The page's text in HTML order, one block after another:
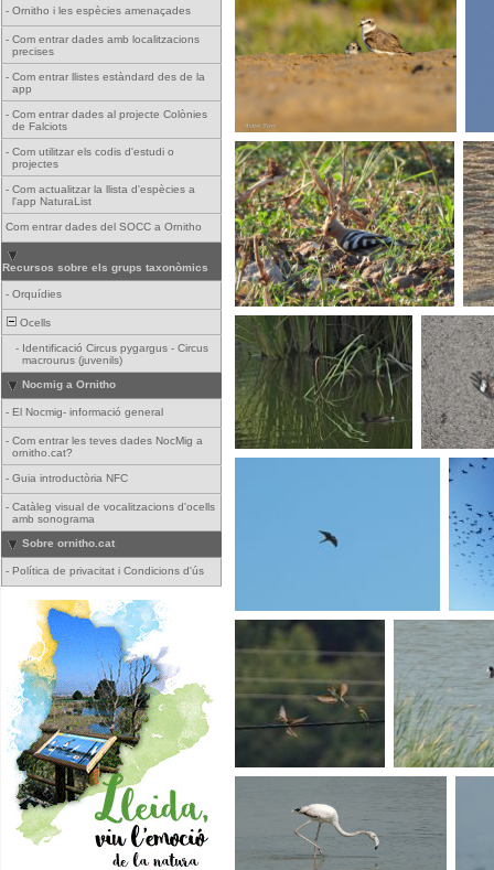
- Ornitho i les espècies amenaçades
- Com entrar dades amb localitzacions
precises
- Com entrar llistes estàndard des de la
app
- Com entrar dades al projecte Colònies
de Falciots
- Com utilitzar els codis d'estudi o
projectes
- Com actualitzar la llista d'espècies a
l'app NaturaList
Com entrar dades del SOCC a Ornitho
Recursos sobre els grups taxonòmics
- Orquídies
Ocells
- Identificació Circus pygargus - Circus
macrourus (juvenils)
Nocmig a Ornitho
- El Nocmig- informació general
- Com entrar les teves dades NocMig a
ornitho.cat?
- Guia introductòria NFC
- Catàleg visual de vocalitzacions d'ocells
amb sonograma
Sobre ornitho.cat
- Política de privacitat i Condicions d'ús